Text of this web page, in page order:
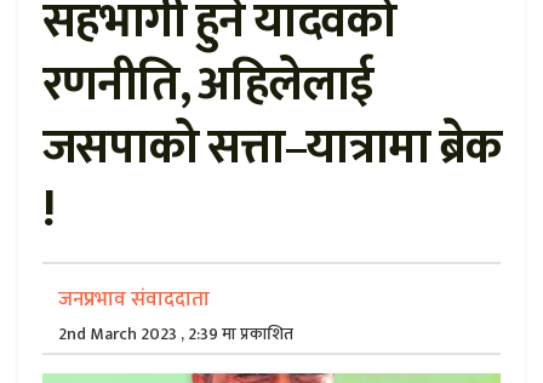
सहभागी हुने यादवको
रणनीति, अहिलेलाई
जसपाको सत्ता–यात्रामा ब्रेक
!
जनप्रभाव संवाददाता
2nd March 2023 , 2:39 मा प्रकाशित